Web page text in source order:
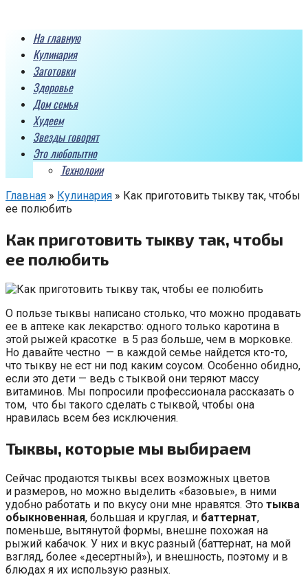
контентуНа главную
Кулинария
Заготовки
Здоровье
Дом семья
Худеем
Звезды говорят
Это любопытно
Технолоии
Главная » Кулинария » Как приготовить тыкву так, чтобы
ее полюбить
Как приготовить тыкву так, чтобы
ее полюбить
О пользе тыквы написано столько, что можно продавать
ее в аптеке как лекарство: одного только каротина в
этой рыжей красотке в 5 раз больше, чем в морковке.
Но давайте честно — в каждой семье найдется кто-то,
что тыкву не ест ни под каким соусом. Особенно обидно,
если это дети — ведь с тыквой они теряют массу
витаминов. Мы попросили профессионала рассказать о
том, что бы такого сделать с тыквой, чтобы она
нравилась всем без исключения.
Тыквы, которые мы выбираем
Сейчас продаются тыквы всех возможных цветов
и размеров, но можно выделить «базовые», в ними
удобно работать и по вкусу они мне нравятся. Это тыква
обыкновенная, большая и круглая, и баттернат,
поменьше, вытянутой формы, внешне похожая на
рыжий кабачок. У них и вкус разный (баттернат, на мой
взгляд, более «десертный»), и внешность, поэтому и в
блюдах я их использую разных.